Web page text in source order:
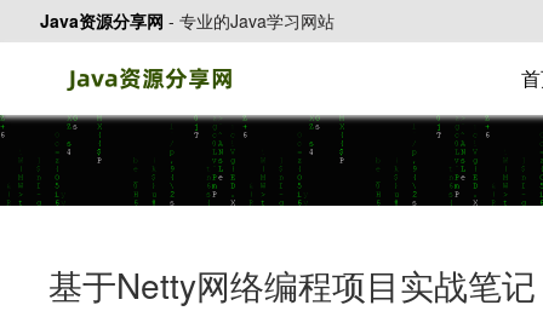
Java资源分享网 - 专业的Java学习网站
基于Netty网络编程项目实战笔